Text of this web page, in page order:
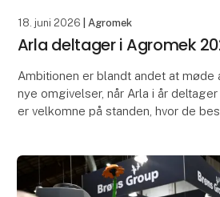
18. juni 2026 | Agromek
Arla deltager i Agromek
Ambitionen er blandt andet at møde
nye omgivelser, når Arla i år
er velkomne på standen, hvor de